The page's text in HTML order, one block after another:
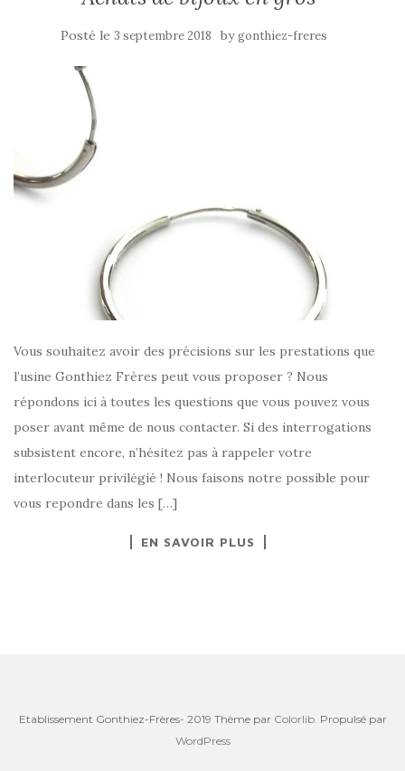
Posté le 3 septembre 2018 bygonthiez-freres
Vous souhaitez avoir des précisions sur les prestations que
l’usine Gonthiez Frères peut vous proposer ? Nous
répondons ici à toutes les questions que vous pouvez vous
poser avant même de nous contacter. Si des interrogations
subsistent encore, n’hésitez pas à rappeler votre
interlocuteur privilégié ! Nous faisons notre possible pour
vous repondre dans les […]
EN SAVOIR PLUS
Etablissement Gonthiez-Frères- 2019 Thème par Colorlib. Propulsé par
WordPress